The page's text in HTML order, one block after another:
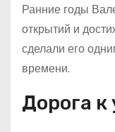
Ранние годы
открытий и
сделали его
времени.
Дорога к